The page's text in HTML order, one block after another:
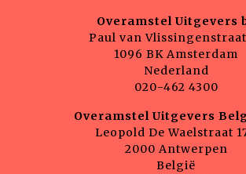
Overamstel Uitgevers
Paul van
1096 BK Amsterdam
Nederland
020-462 4300
Overamstel Uitgevers
Leopold De Waelstraat
2000 Antwerpen
België